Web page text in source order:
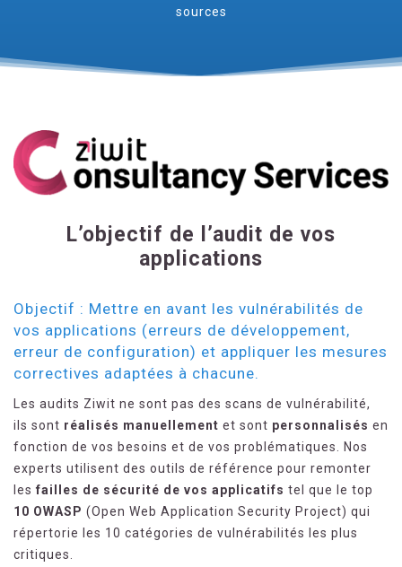
sources
L’objectif de l’audit de vos
applications
Objectif : Mettre en avant les vulnérabilités de
vos applications (erreurs de développement,
erreur de configuration) et appliquer les mesures
correctives adaptées à chacune.
Les audits Ziwit ne sont pas des scans de vulnérabilité,
ils sont réalisés manuellement et sont personnalisés en
fonction de vos besoins et de vos problématiques. Nos
experts utilisent des outils de référence pour remonter
les failles de sécurité de vos applicatifs tel que le top
10 OWASP (Open Web Application Security Project) qui
répertorie les 10 catégories de vulnérabilités les plus
critiques.